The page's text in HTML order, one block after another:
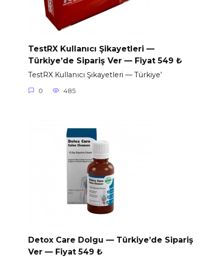
TestRX Kullanıcı Şikayetleri —
Türkiye’de Sipariş Ver — Fiyat 549 ₺
TestRX Kullanıcı Şikayetleri — Türkiye’
0 485
Detox Care Dolgu — Türkiye’de Sipariş
Ver — Fiyat 549 ₺